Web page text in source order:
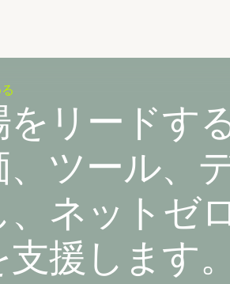
をリードす
、ツール、
、ネットゼ
援します。